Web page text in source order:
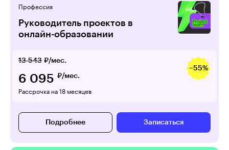
Профессия
Руководитель проектов в
онлайн-образовании
13 543 ₽/мес.
−55%
6 095 ₽/мес.
Рассрочка на 18 месяцев
Подробнее Записаться